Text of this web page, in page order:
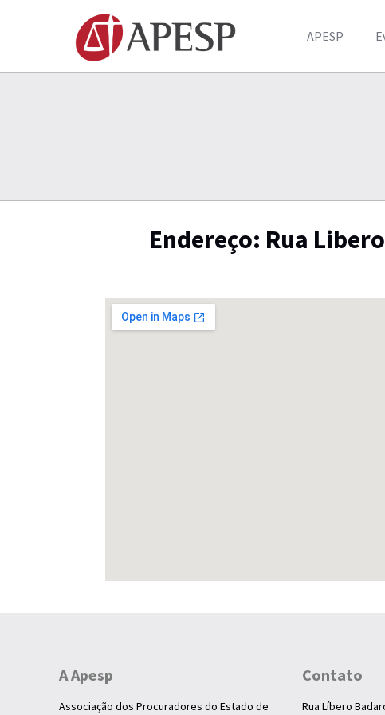
APESP
Endereço: Rua
A Apesp
Associação dos Procuradores do Estado de
Contato
Rua Líbero